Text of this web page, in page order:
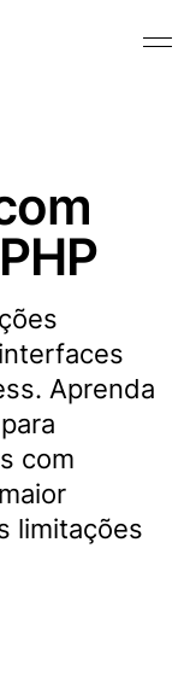
Aprenda
com
limitações